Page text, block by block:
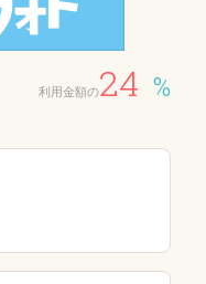
利用金額の24 %